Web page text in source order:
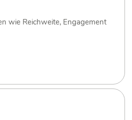
wie Reichweite, Engagement